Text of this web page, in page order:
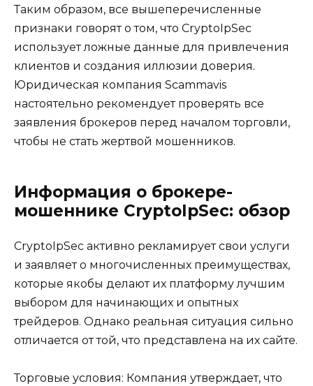
Таким образом, все вышеперечисленные
признаки говорят о том, что CryptoIpSec
использует ложные данные для привлечения
клиентов и создания иллюзии доверия.
Юридическая компания Scammavis
настоятельно рекомендует проверять все
заявления брокеров перед началом торговли,
чтобы не стать жертвой мошенников.
Информация о брокере-
мошеннике CryptoIpSec: обзор
CryptoIpSec активно рекламирует свои услуги
и заявляет о многочисленных преимуществах,
которые якобы делают их платформу лучшим
выбором для начинающих и опытных
трейдеров. Однако реальная ситуация сильно
отличается от той, что представлена на их сайте.
Торговые условия: Компания утверждает, что